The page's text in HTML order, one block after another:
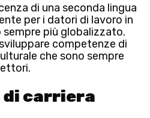
di una seconda lingua
per i datori di lavoro in
più globalizzato.
competenze di
che sono sempre
carriera